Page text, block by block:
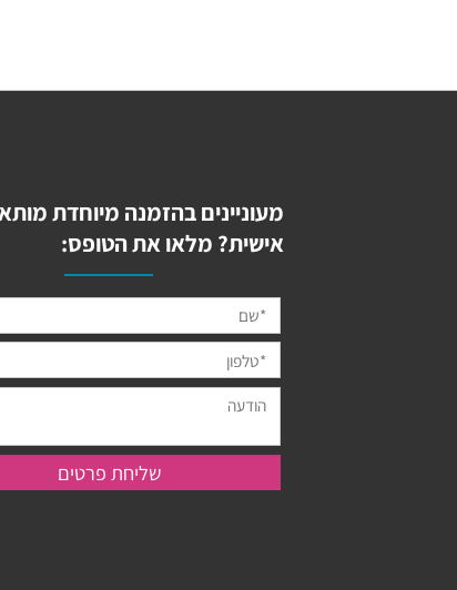
מעוניינים בהזמנה מיוחדת מותאמת
אישית? מלאו את הטופס: